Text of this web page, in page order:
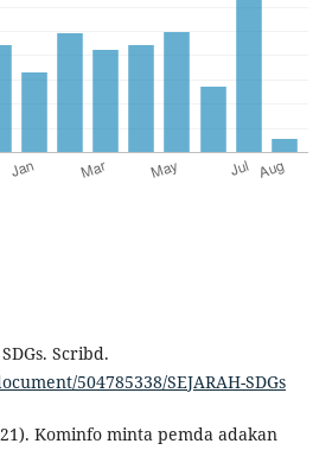
Scribd.
504785338/SEJARAH-SDGs
Kominfo minta pemda adakan